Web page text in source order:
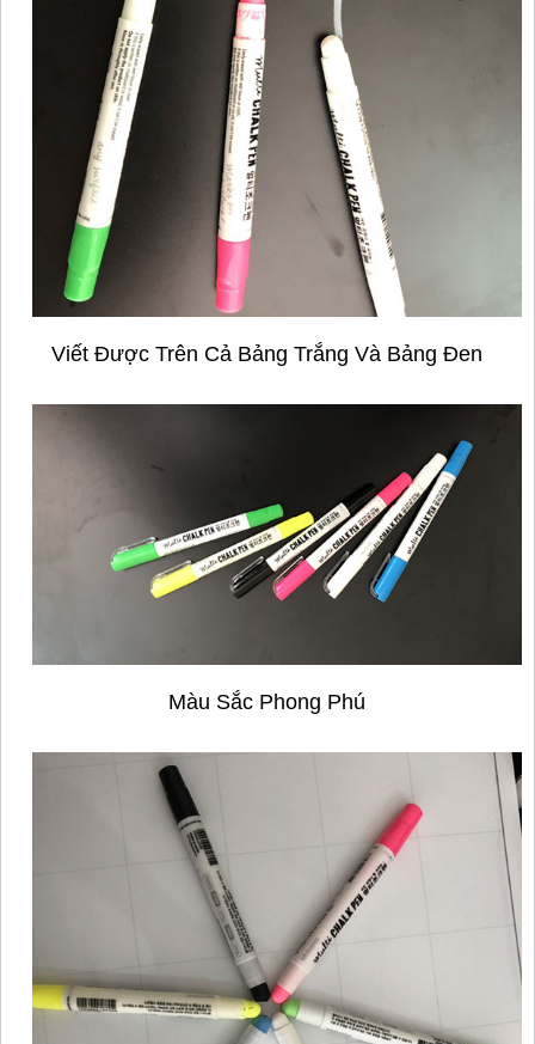
Viết Được Trên Cả Bảng Trắng Và Bảng Đen
Màu Sắc Phong Phú